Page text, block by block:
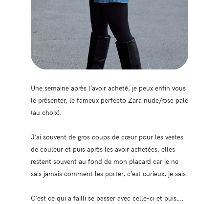
Une semaine après l’avoir acheté, je peux enfin vous
le présenter, le fameux perfecto Zara nude/rose pale
(au choix).
J’ai souvent de gros coups de cœur pour les vestes
de couleur et puis après les avoir achetées, elles
restent souvent au fond de mon placard car je ne
sais jamais comment les porter, c’est curieux, je sais.
C’est ce qui a failli se passer avec celle-ci et puis….